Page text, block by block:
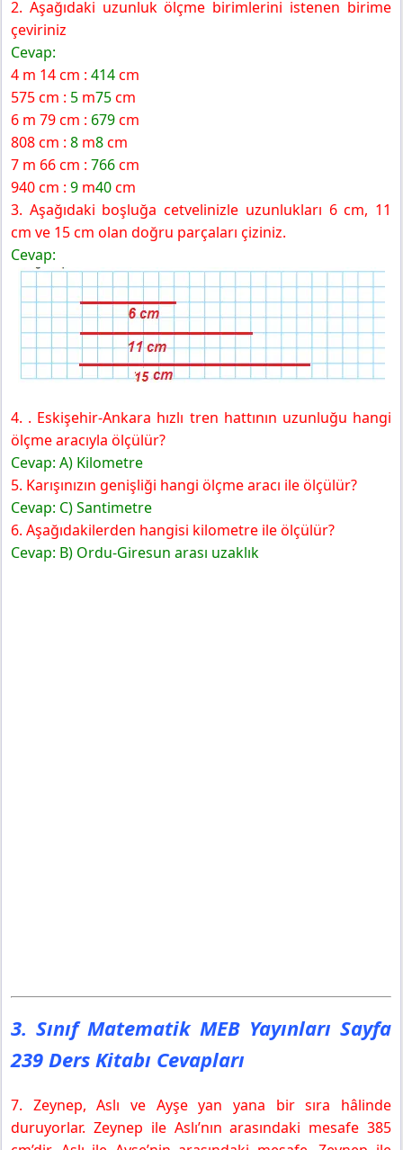
2. Aşağıdaki uzunluk ölçme birimlerini istenen birime
çeviriniz
Cevap:
4 m 14 cm : 414cm
575 cm : 5 m75cm
6 m 79 cm : 679cm
808 cm : 8 m8cm
7 m 66 cm : 766cm
940 cm : 9 m40cm
3. Aşağıdaki boşluğa cetvelinizle uzunlukları 6 cm, 11
cm ve 15 cm olan doğru parçaları çiziniz.
Cevap:
4. . Eskişehir-Ankara hızlı tren hattının uzunluğu hangi
ölçme aracıyla ölçülür?
Cevap: A) Kilometre
5. Karışınızın genişliği hangi ölçme aracı ile ölçülür?
Cevap: C) Santimetre
6. Aşağıdakilerden hangisi kilometre ile ölçülür?
Cevap: B) Ordu-Giresun arası uzaklık
3. Sınıf Matematik MEB Yayınları Sayfa
239 Ders Kitabı Cevapları
7. Zeynep, Aslı ve Ayşe yan yana bir sıra hâlinde
duruyorlar. Zeynep ile Aslı’nın arasındaki mesafe 385